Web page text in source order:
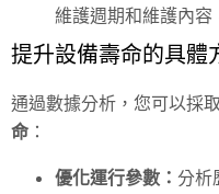
維護週期和維護內容
提升設備壽命的具體
通過數據分析，您可以採
命 ：
優化運行參數： 分析